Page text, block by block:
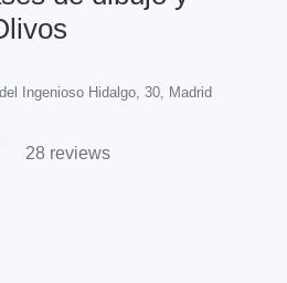
Ingenioso Hidalgo, 30, Madrid
28 reviews